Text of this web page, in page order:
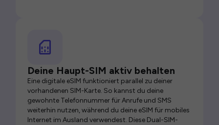
Deine Haupt-SIM aktiv behalten
Eine digitale eSIM funktioniert parallel zu deiner
vorhandenen SIM-Karte. So kannst du deine
gewohnte Telefonnummer für Anrufe und SMS
weiterhin nutzen, während du deine eSIM für mobiles
Internet im Ausland verwendest. Diese Dual-SIM-